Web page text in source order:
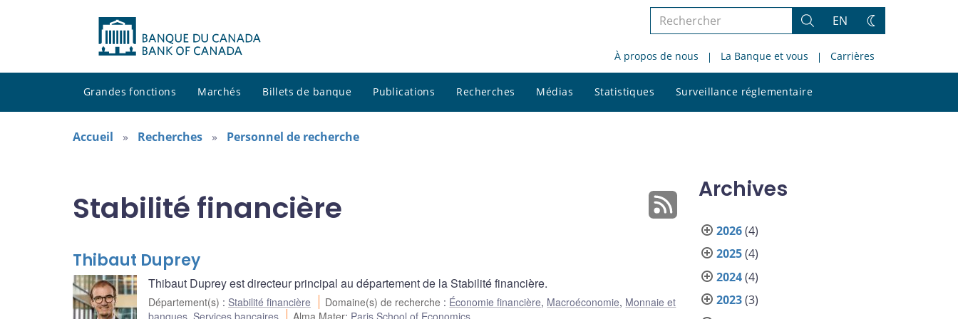
Rechercher
le
site
Rechercher
EN
Changez
thème
À propos de nous La Banque et vous Carrières
Grandes fonctions Marchés Billets de banque Publications Recherches Médias Statistiques Surveillance réglementaire
le
Accueil Recherches Personnel de recherche
Stabilité financière
Thibaut Duprey
Thibaut Duprey est directeur principal au département de la Stabilité financière.
Département(s) : Stabilité financière Domaine(s) de recherche : Économie financière, Macroéconomie, Monnaie et
Archives
2026(4)
2025(4)
2024(4)
2023(3)